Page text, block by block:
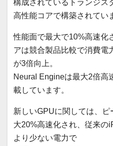
構成されているトランジス
高性能コアで構築されてい
性能面で最大で10%高速化
アは競合製品比較で消費電
が3倍向上。
Neural Engineは最大2倍高
載しています。
新しいGPUに関しては、
大20%高速化され、従来の
より少ない電力で